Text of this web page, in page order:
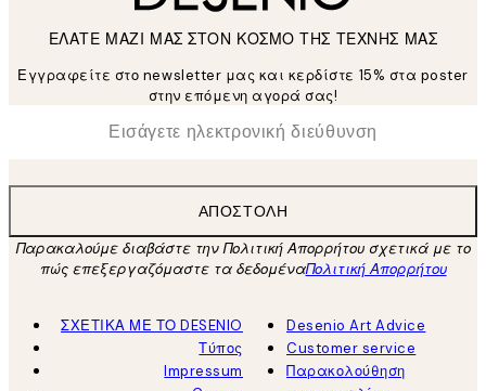
ΕΛΑΤΕ ΜΑΖΙ ΜΑΣ ΣΤΟΝ ΚΟΣΜΟ ΤΗΣ ΤΕΧΝΗΣ ΜΑΣ
Εγγραφείτε στο newsletter μας και κερδίστε 15% στα poster
στην επόμενη αγορά σας!
Ηλεκτρονική Διεύθυνση
ΑΠΟΣΤΟΛΉ
Παρακαλούμε διαβάστε την Πολιτική Απορρήτου σχετικά με το
πώς επεξεργαζόμαστε τα δεδομέναΠολιτική Απορρήτου
ΣΧΕΤΙΚΑ ΜΕ ΤΟ DESENIO
Τύπος
Impressum
Desenio Art Advice
Customer service
Παρακολούθηση